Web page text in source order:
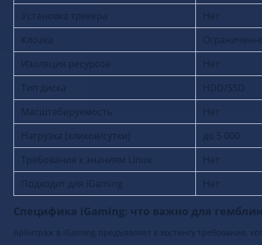
Установка трекера
Нет
Клоака
Изоляция ресурсов
Нет
Тип диска
HDD/SSD
Масштабируемость
Нет
Нагрузка (кликов/сутки)
до 5 000
Требования к знаниям Linux
Нет
Подходит для iGaming
Нет
Специфика iGaming: что важно для
Арбитраж в iGaming предъявляет к хостингу требования,